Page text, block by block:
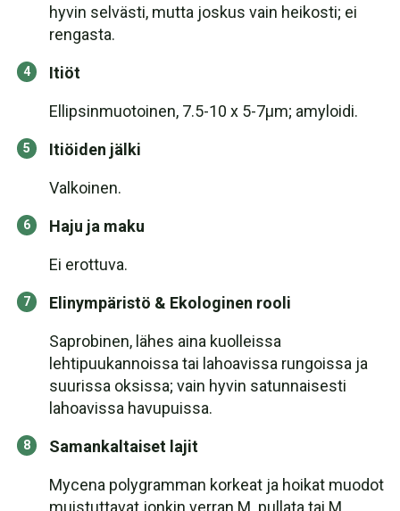
hyvin selvästi, mutta joskus vain heikosti; ei
rengasta.
Itiöt
Ellipsinmuotoinen, 7.5-10 x 5-7μm; amyloidi.
Itiöiden jälki
Valkoinen.
Haju ja maku
Ei erottuva.
Elinympäristö & Ekologinen rooli
Saprobinen, lähes aina kuolleissa
lehtipuukannoissa tai lahoavissa rungoissa ja
suurissa oksissa; vain hyvin satunnaisesti
lahoavissa havupuissa.
Samankaltaiset lajit
Mycena polygramman korkeat ja hoikat muodot
muistuttavat jonkin verran M. pullata tai M.